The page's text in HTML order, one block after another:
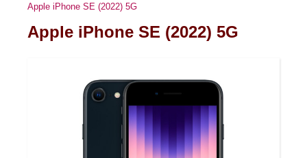
Apple iPhone SE (2022) 5G
Apple iPhone SE (2022) 5G